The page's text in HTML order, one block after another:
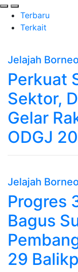
Terbaru
Terkait
Jelajah Borneo
Perkuat
Sektor,
Gelar
ODGJ
Jelajah Borneo
Progres
Bagus
29